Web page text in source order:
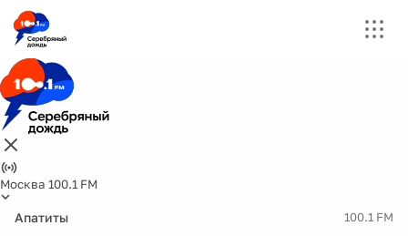
Москва 100.1 FM
Апатиты 100.1 FM